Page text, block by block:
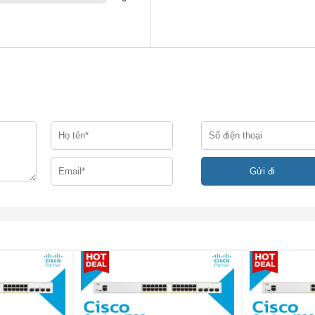
thức kiểm soát tổng hợp liên kết IEEE 802.3ad (LACP): Lên
8 cổng cho mỗi nhóm với 16 cổng ứng cử viên cho mỗi tập
(động)
được tự động gán cho một VLAN dành riêng cho giọng
bằng các mức QoS thích hợp
suốt mạng nhà cung cấp dịch vụ trong khi tách biệt lưu